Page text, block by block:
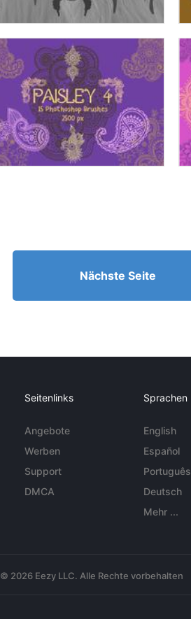
Nächste Seite
Seitenlinks
Angebote
Werben
Support
DMCA
Sprachen
English
Español
Português
Deutsch
Mehr ...
© 2026 Eezy LLC. Alle Rechte vorbehalten